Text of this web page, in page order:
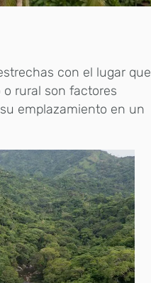
con el lugar que
o rural son factores
emplazamiento en un